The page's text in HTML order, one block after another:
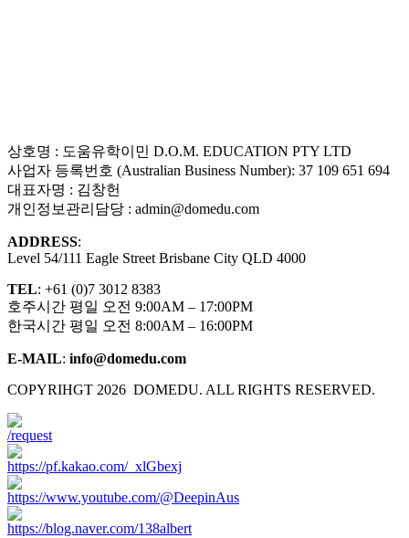
상호명 : 도움유학이민 D.O.M. EDUCATION PTY LTD
사업자 등록번호 (Australian Business Number): 37 109 651 694
대표자명 : 김창헌
개인정보관리담당 : admin@domedu.com
ADDRESS:
Level 54/111 Eagle Street Brisbane City QLD 4000
TEL: +61 (0)7 3012 8383
호주시간 평일 오전 9:00AM – 17:00PM
한국시간 평일 오전 8:00AM – 16:00PM
E-MAIL: info@domedu.com
COPYRIHGT 2026 DOMEDU. ALL RIGHTS RESERVED.